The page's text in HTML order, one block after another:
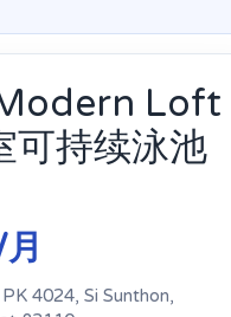
Loft
可持续泳池
4024, Si Sunthon,